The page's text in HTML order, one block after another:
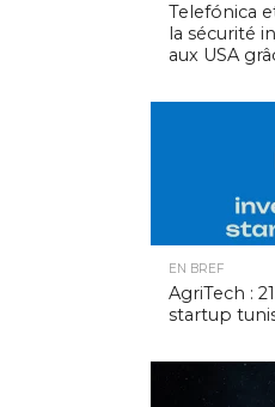
Telefónica
la sécurité
aux USA
EN BREF
AgriTech :
startup